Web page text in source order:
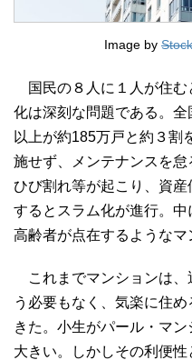
Image by
国民の８人に１人が住む
化は深刻な問題である。
以上が約185万戸と約３割
施せず、メンテナンスを
ひび割れ等が起こり、資
するとスラム化が進行。
高齢者が点在するようなマ
これまでマンションは、
う必要もなく、気楽に住
きた。小生がパール・マ
大きい。しかしその利便